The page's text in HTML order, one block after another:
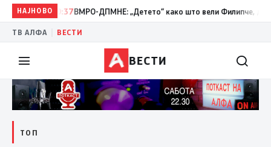
НАЈНОВО
10:37 ВМРО-ДПМНЕ: „Детето“ како што вели Филипче, денес со
ТВ АЛФА ВЕСТИ
ВЕСТИ
ТОП